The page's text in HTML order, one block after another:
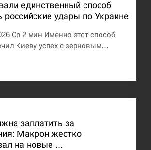
ROZETKA и “Новая
“Бардеролями” по Харькову,
единственный способ
российские удары по Украине
Ср 2 мин Именно этот способ
Киеву успех с зерновым…
заплатить за
Макрон жестко
на новые ...